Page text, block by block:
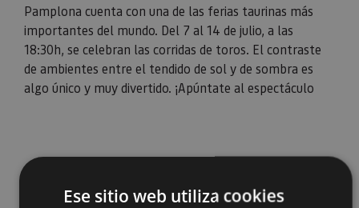
Pamplona cuenta con una de las ferias taurinas más
importantes del mundo. Del 7 al 14 de julio, a las
18:30h, se celebran las corridas de toros. El contraste
de ambientes entre el tendido de sol y de sombra es
algo único y muy divertido. ¡Apúntate al espectáculo
Ese sitio web utiliza cookies